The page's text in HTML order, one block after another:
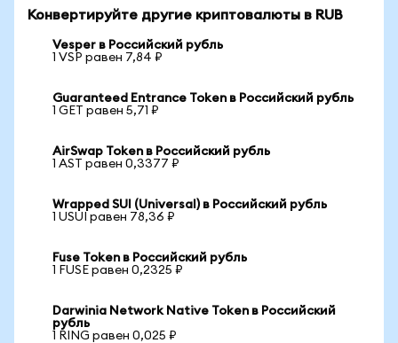
Конвертируйте другие криптовалюты в RUB
Vesper в Российский рубль
1 VSP равен 7,84 ₽
Guaranteed Entrance Token в Российский рубль
1 GET равен 5,71 ₽
AirSwap Token в Российский рубль
1 AST равен 0,3377 ₽
Wrapped SUI (Universal) в Российский рубль
1 USUI равен 78,36 ₽
Fuse Token в Российский рубль
1 FUSE равен 0,2325 ₽
Darwinia Network Native Token в Российский
рубль
1 RING равен 0,025 ₽